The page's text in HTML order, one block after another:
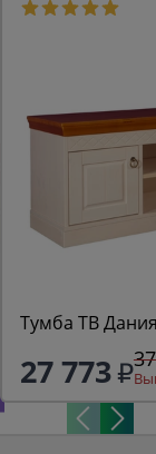
Тумба ТВ
27 773